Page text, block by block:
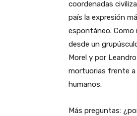
coordenadas
país la expresión
espontáneo. Como
desde un
Morel y por
mortuorias frente a
humanos.
Más preguntas: